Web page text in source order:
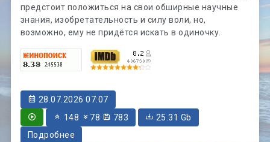
предстоит положиться на свои обширные научные
знания, изобретательность и силу воли, но,
возможно, ему не придётся искать в одиночку.
28.07.2026 07:07
148
78 783
25.31 Gb
Подробнее